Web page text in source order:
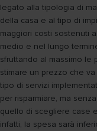
legato alla tipologia di
della casa e al tipo di
maggiori costi sostenuti
medio e nel lungo
sfruttando al massimo le
stimare un prezzo che
tipo di servizi
per risparmiare, ma
quello di scegliere case
infatti, la spesa sarà